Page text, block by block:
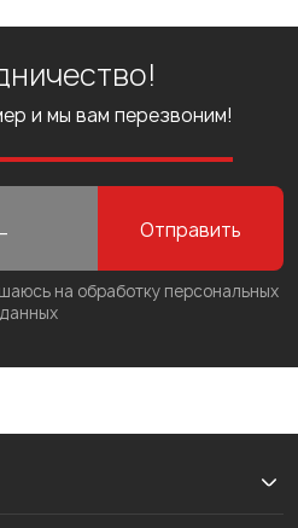
и мы вам перезвоним!
Отправить
на обработку персональных
данных